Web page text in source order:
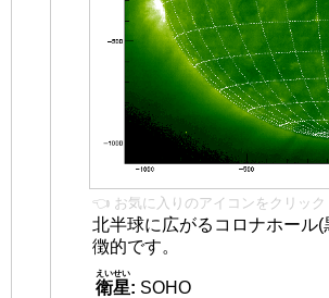
👈 お気に入りのアイコンをクリック
北半球に広がるコロナホール(
徴的です。
衛星
えいせい
: SOHO